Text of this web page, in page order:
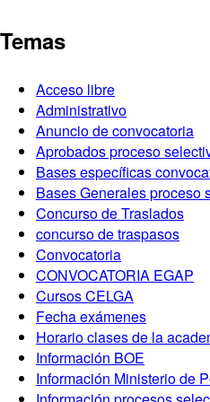
Temas
Acceso libre
Administrativo
Anuncio de convocatoria
Aprobados proceso
Bases específicas
Bases Generales proceso
Concurso de Traslados
concurso de traspasos
Convocatoria
CONVOCATORIA EGAP
Cursos CELGA
Fecha exámenes
Horario clases de la
Información BOE
Información Ministerio de